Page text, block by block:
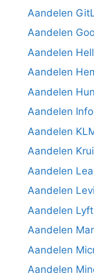
Aandelen
Aandelen
Aandelen
Aandelen
Aandelen
Aandelen
Aandelen
Aandelen
Aandelen
Aandelen
Aandelen
Aandelen
Aandelen
Aandelen